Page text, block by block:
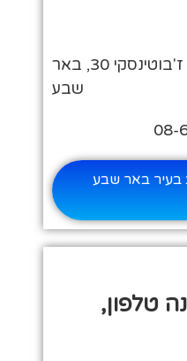
כתובת הקניון - יוהנה ז'בוטינסקי 30, באר
שבע
בעיר באר שבע
טלפון,